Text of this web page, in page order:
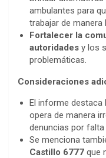
ambulantes para
trabajar de manera
Fortalecer la
autoridades y los
problemáticas.
Consideraciones
El informe destaca
opera de manera
denuncias por
Se menciona
Castillo 6777 que